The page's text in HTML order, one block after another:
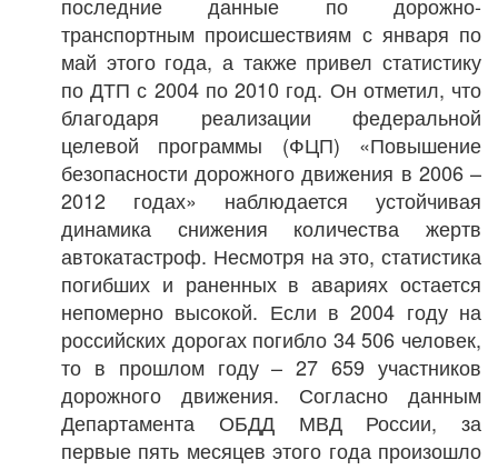
транспортным происшествиям с января по
май этого года, а также привел статистику
по ДТП с 2004 по 2010 год. Он отметил, что
благодаря реализации федеральной
целевой программы (ФЦП) «Повышение
безопасности дорожного движения в 2006 –
2012 годах» наблюдается устойчивая
динамика снижения количества жертв
автокатастроф. Несмотря на это, статистика
погибших и раненных в авариях остается
непомерно высокой. Если в 2004 году на
российских дорогах погибло 34 506 человек,
то в прошлом году – 27 659 участников
дорожного движения. Согласно данным
Департамента ОБДД МВД России, за
первые пять месяцев этого года произошло